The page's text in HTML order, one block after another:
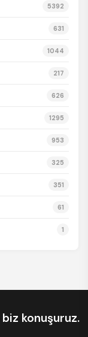
5392
631
1044
217
626
1295
953
325
351
61
1
konuşuruz.